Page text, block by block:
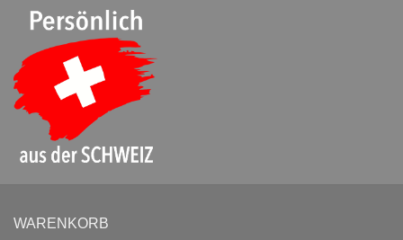
WARENKORB